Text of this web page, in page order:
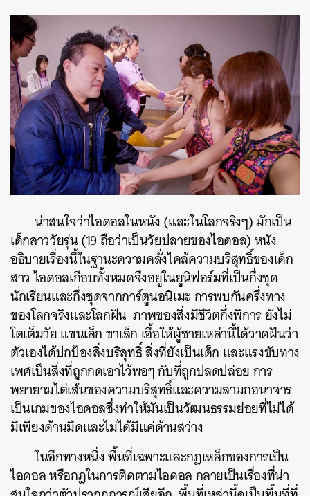
น่าสนใจว่าไอดอลในหนัง (และในโลกจริงๆ) มักเป็น
เด็กสาววัยรุ่น (19 ถือว่าเป็นวัยปลายของไอดอล) หนัง
อธิบายเรื่องนี้ในฐานะความคลั่งไคล้ความบริสุทธิ์ของเด็ก
สาว ไอดอลเกือบทั้งหมดจึงอยู่ในยูนิฟอร์มที่เป็นกึ่งชุด
นักเรียนและกึ่งชุดจากการ์ตูนอนิเมะ การพบกันครึ่งทาง
ของโลกจริงและโลกฝัน ภาพของสิ่งมีชีวิตกึ่งพิการ ยังไม่
โตเต็มวัย แขนเล็ก ขาเล็ก เอื้อให้ผู้ชายเหล่านี้ได้วาดฝันว่า
ตัวเองได้ปกป้องสิ่งบริสุทธิ์ สิ่งที่ยังเป็นเด็ก และแรงขับทาง
เพศเป็นสิ่งที่ถูกกดเอาไว้พอๆ กับที่ถูกปลดปล่อย การ
พยายามไต่เส้นของความบริสุทธิ์และความลามกอนาจาร
เป็นเกมของไอดอลซึ่งทำให้มันเป็นวัฒนธรรมย่อยที่ไม่ได้
มีเพียงด้านมืดและไม่ได้มีแค่ด้านสว่าง
ในอีกทางหนึ่ง พื้นที่เฉพาะและกฎเหล็กของการเป็น
ไอดอล หรือกฎในการติดตามไอดอล กลายเป็นเรื่องที่น่า